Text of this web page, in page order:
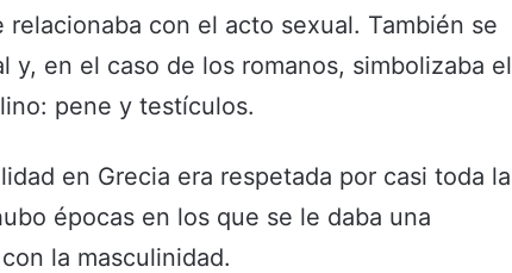
relacionaba con el acto sexual. También se
y, en el caso de los romanos, simbolizaba el
pene y testículos.
en Grecia era respetada por casi toda la
épocas en los que se le daba una
la masculinidad.